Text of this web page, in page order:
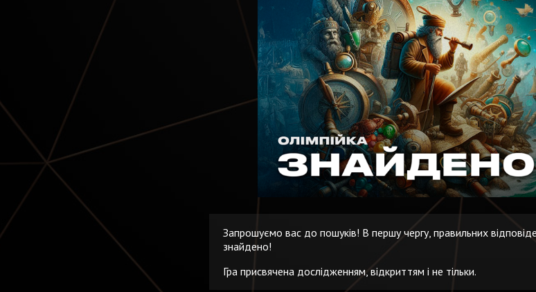
Запрошуємо вас до пошуків! В першу чергу, правильних
знайдено!
Гра присвячена дослідженням, відкриттям і не тільки.